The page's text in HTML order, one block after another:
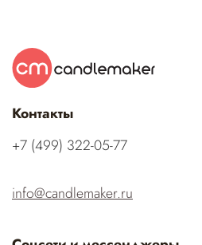
Контакты
‭+7 (499) 322-05-77‬
info@candlemaker.ru